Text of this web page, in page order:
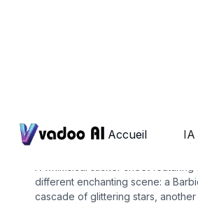
Accueil IA
barbie
different enchanting scene: a
cascade of glittering stars,